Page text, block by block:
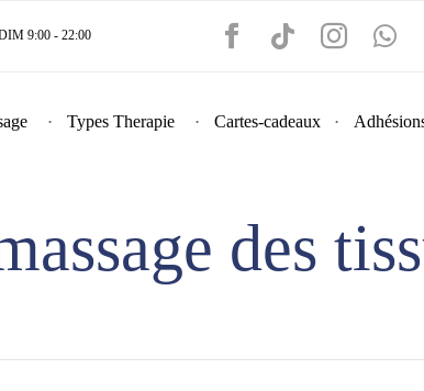
9:00 - 22:00
Types Therapie Cartes-cadeaux
des